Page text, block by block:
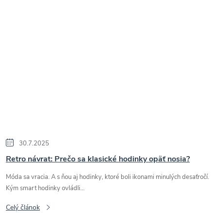
30.7.2025
Retro návrat: Prečo sa klasické hodinky opäť nosia?
Móda sa vracia. A s ňou aj hodinky, ktoré boli ikonami minulých desaťročí.
Kým smart hodinky ovládli...
Celý článok